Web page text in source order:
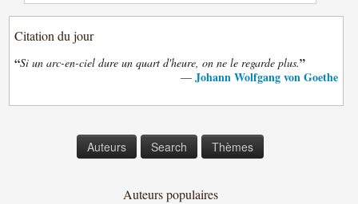
Citation du jour
“Si un arc-en-ciel dure un quart d'heure, on ne le regarde plus.”
— Johann Wolfgang von Goethe
Auteurs Search Thèmes
Auteurs populaires